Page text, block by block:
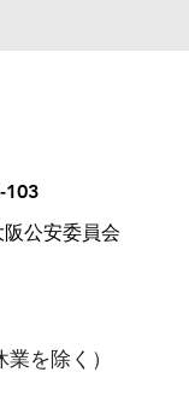
103
公安委員会
を除く）